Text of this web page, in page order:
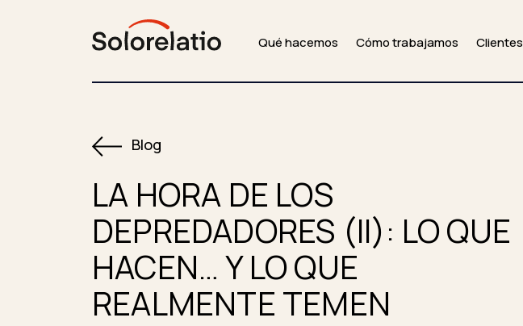
Qué hacemos Cómo trabajamos Clientes
Blog
LA HORA DE LOS
DEPREDADORES (II): LO QUE
HACEN… Y LO QUE
REALMENTE TEMEN